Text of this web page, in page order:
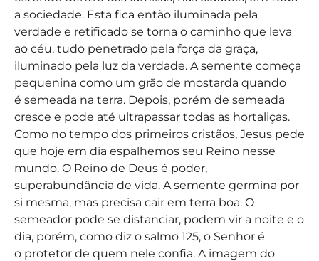
a sociedade. Esta fica então iluminada pela
verdade e retificado se torna o caminho que leva
ao céu, tudo penetrado pela força da graça,
iluminado pela luz da verdade. A semente começa
pequenina como um grão de mostarda quando
é semeada na terra. Depois, porém de semeada
cresce e pode até ultrapassar todas as hortaliças.
Como no tempo dos primeiros cristãos, Jesus pede
que hoje em dia espalhemos seu Reino nesse
mundo. O Reino de Deus é poder,
superabundância de vida. A semente germina por
si mesma, mas precisa cair em terra boa. O
semeador pode se distanciar, podem vir a noite e o
dia, porém, como diz o salmo 125, o Senhor é
o protetor de quem nele confia. A imagem do